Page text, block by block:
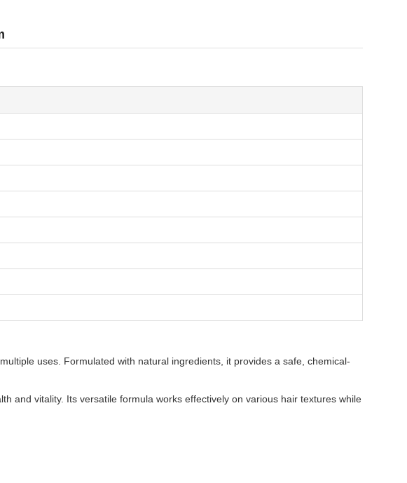
uses. Formulated with natural ingredients, it provides a safe, chemical-
and vitality. Its versatile formula works effectively on various hair textures while